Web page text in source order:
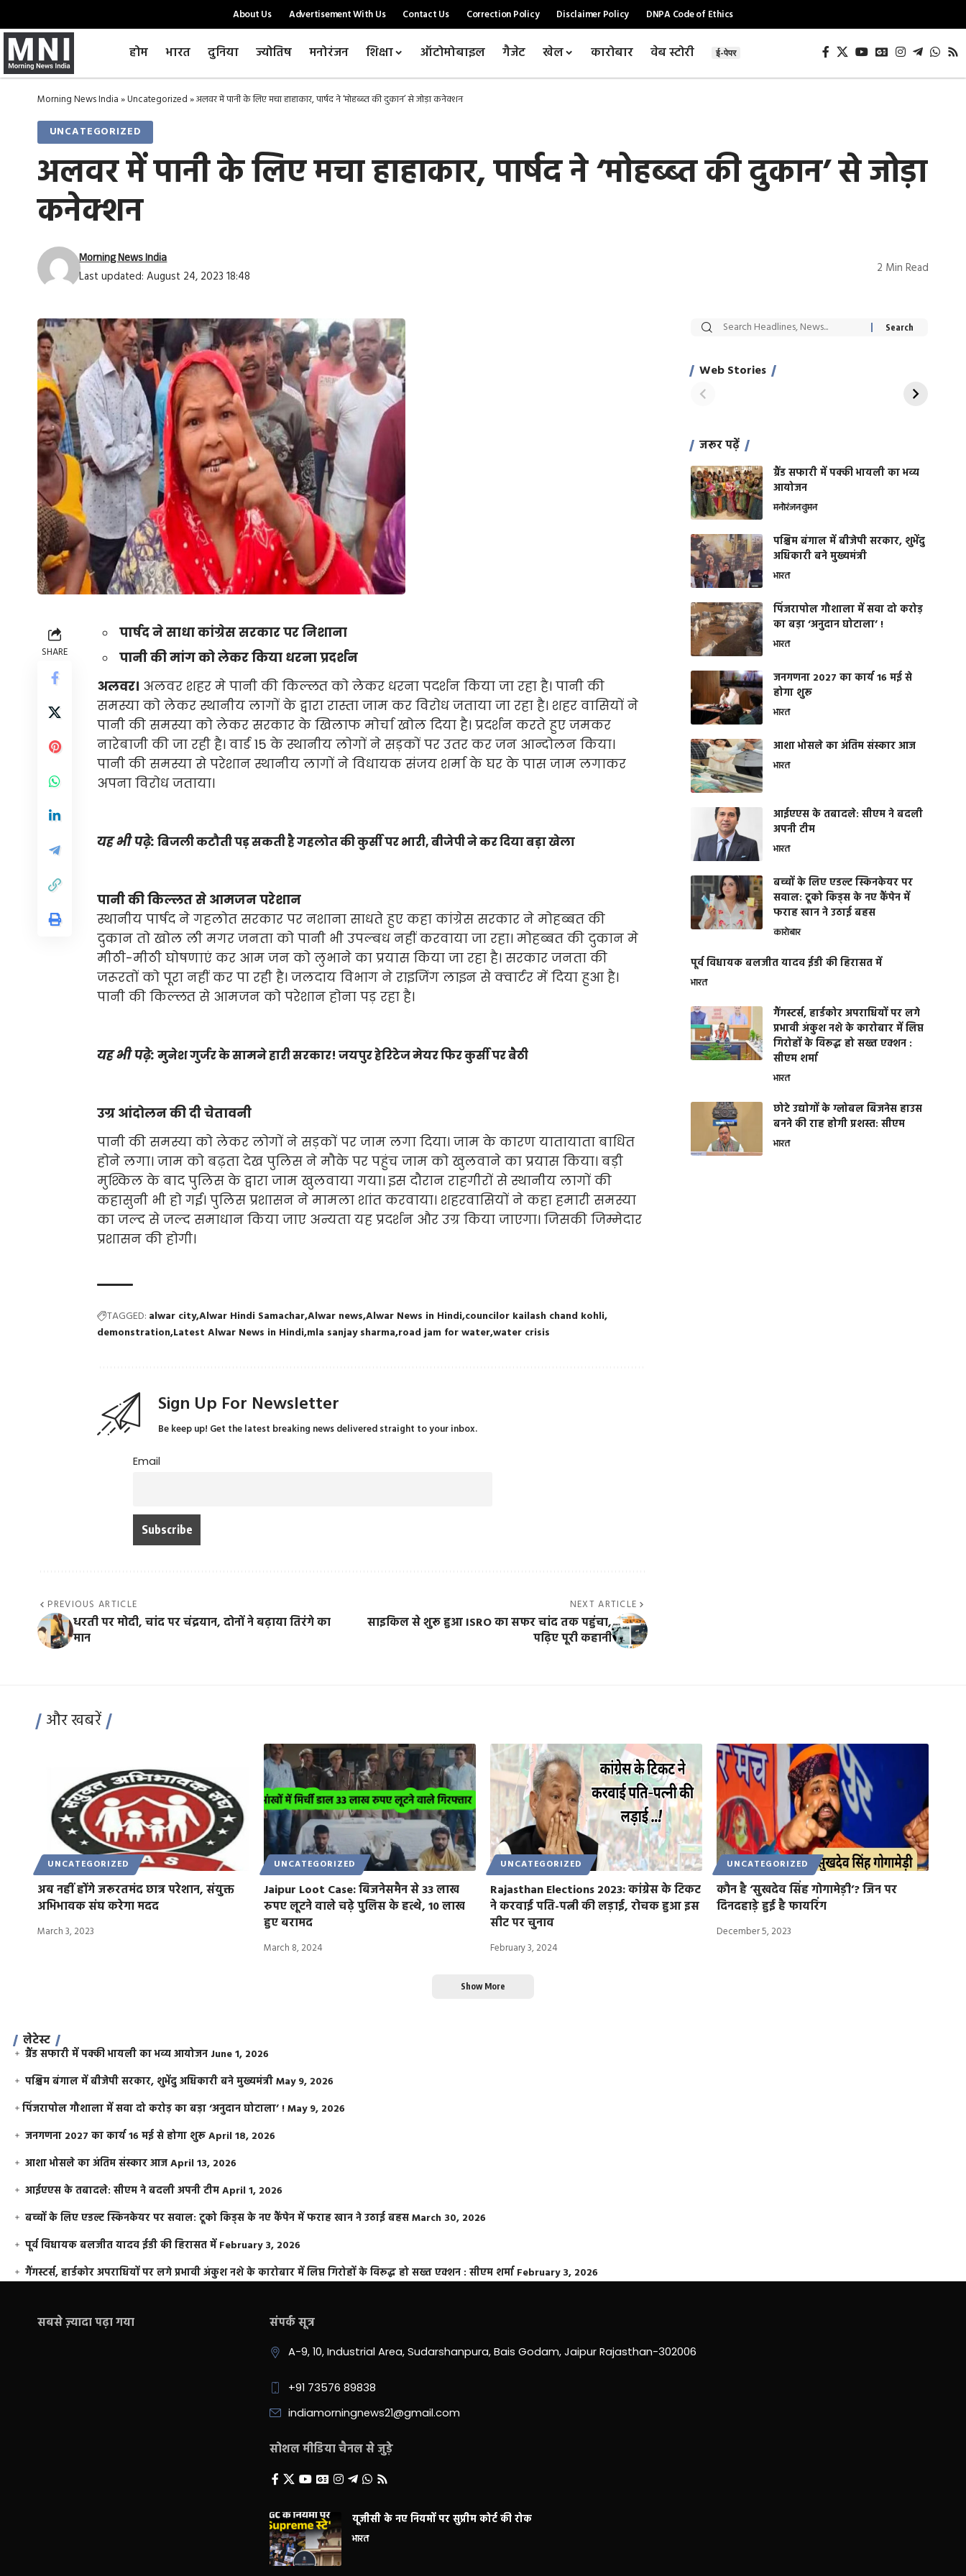
About Us Advertisement With Us Contact Us Correction Policy Disclaimer Policy DNPA Code of Ethics
होम भारत दुनिया ज्योतिष मनोरंजन शिक्षा ऑटोमोबाइल गैजेट खेल कारोबार वेब स्टोरी ई-पेपर
Morning News India»Uncategorized»अलवर में पानी के लिए मचा हाहाकार, पार्षद ने ‘मोहब्ब्त की दुकान’ से जोड़ा कनेक्शन
UNCATEGORIZED
अलवर में पानी के लिए मचा हाहाकार, पार्षद ने ‘मोहब्ब्त की दुकान’ से जोड़ा
कनेक्शन
Last updated: August 24, 2023 18:48
Morning News India 2 Min Read
SHARE
पार्षद ने साधा कांग्रेस सरकार पर निशाना
पानी की मांग को लेकर किया धरना प्रदर्शन
अलवर। अलवर शहर मे पानी की किल्लत को लेकर धरना पदर्शन किया जा रहा है। पानी की
समस्या को लेकर स्थानीय लागों के द्वारा रास्ता जाम कर विरोध जताया जा रहा है। शहर वासियों ने
पानी की समस्या को लेकर सरकार के खिलाफ मोर्चा खोल दिया है। प्रदर्शन करते हुए जमकर
नारेबाजी की जा रही है। वार्ड 15 के स्थानीय लोगों ने सड़कों पर उतर कर जन आन्दोलन किया।
पानी की समस्या से परेशान स्थानीय लागों ने विधायक संजय शर्मा के घर के पास जाम लगाकर
अपना विरोध जताया।
यह भी पढ़े:बिजली कटौती पड़ सकती है गहलोत की कुर्सी पर भारी, बीजेपी ने कर दिया बड़ा खेला
पानी की किल्लत से आमजन परेशान
स्थानीय पार्षद ने गहलोत सरकार पर नशाना साधते हुए कहा कांग्रेस सरकार ने मोहब्बत की
दुकान तो खोल ली मगर जनता को पानी भी उपल्बध नहीं करवाया जा रहा। मोहब्बत की दुकान मे
मीठी-मीठी घोषणाएं कर आम जन को लुभाने का प्रयास किया जा रहा है। सरकार जनता की
जरूरतों को पूरा नहीं कर पा रही है। जलदाय विभाग ने राइजिंग लाइन से क्वार्टर में दिया हुआ है।
पानी की किल्लत से आमजन को परेशान होना पड़ रहा है।
यह भी पढ़े:मुनेश गुर्जर के सामने हारी सरकार! जयपुर हेरिटेज मेयर फिर कुर्सी पर बैठी
उग्र आंदोलन की दी चेतावनी
पानी की समस्या को लेकर लोगों ने सड़कों पर जाम लगा दिया। जाम के कारण यातायाता बाधित
होने लगा। जाम को बढ़ता देख पुलिस ने मौके पर पहुंच जाम को खुलवाने का प्रयास किया। बड़ी
मुश्किल के बाद पुलिस के द्वारा जाम खुलवाया गया। इस दौरान राहगीरों से स्थानीय लागों की
कहासुनी भी हो गई। पुलिस प्रशासन ने मामला शांत करवाया। शहरवासियों ने कहा हमारी समस्या
का जल्द से जल्द समाधान किया जाए अन्यता यह प्रदर्शन और उग्र किया जाएगा। जिसकी जिम्मेदार
प्रशासन की होगी।
TAGGED: alwar cityAlwar Hindi SamacharAlwar newsAlwar News in Hindi councilor kailash chand kohli
demonstration Latest Alwar News in Hindi mla sanjay sharma road jam for waterwater crisis
Sign Up For Newsletter
Be keep up! Get the latest breaking news delivered straight to your inbox.
Email
PREVIOUS ARTICLE
धरती पर मोदी, चांद पर चंद्रयान, दोनों ने बढ़ाया तिरंगे का
मान
NEXT ARTICLE
साइकिल से शुरू हुआ ISRO का सफर चांद तक पहुंचा,
पढ़िए पूरी कहानी
Web Stories
सट्टेबाजी में अरेस्ट हुए
साहिल खान
रोज एक कच्चे लहसुन
जरूर पढ़ें
ग्रैंड सफारी में पक्की भायली का भव्य
आयोजन
मनोरंजनवुमन
पश्चिम बंगाल में बीजेपी सरकार, शुभेंदु
अधिकारी बने मुख्यमंत्री
भारत
​पिंजरापोल गौशाला में सवा दो करोड़
का बड़ा ‘अनुदान घोटाला’ !
भारत
जनगणना 2027 का कार्य 16 मई से
होगा शुरू
भारत
आशा भोसले का अंतिम संस्कार आज
भारत
आईएएस के तबादले: सीएम ने बदली
अपनी टीम
भारत
बच्चों के लिए एडल्ट स्किनकेयर पर
सवाल: टूको किड्स के नए कैंपेन में
फराह खान ने उठाई बहस
कारोबार
पूर्व विधायक बलजीत यादव ईडी की हिरासत में
भारत
गैंगस्टर्स, हार्डकोर अपराधियों पर लगे
प्रभावी अंकुश नशे के कारोबार में लिप्त
गिरोहों के विरूद्ध हो सख्त एक्शन :
सीएम शर्मा
भारत
छोटे उद्योगों के ग्लोबल बिजनेस हाउस
बनने की राह होगी प्रशस्त: सीएम
भारत
और खबरें
UNCATEGORIZED
अब नहीं होंगे जरूरतमंद छात्र परेशान, संयुक्त
अभिभावक संघ करेगा मदद
March 3, 2023
UNCATEGORIZED
Jaipur Loot Case: बिजनेसमैन से 33 लाख
रुपए लूटने वाले चढ़े पुलिस के हत्थे, 10 लाख
हुए बरामद
March 8, 2024
UNCATEGORIZED
Rajasthan Elections 2023: कांग्रेस के टिकट
ने करवाई पति-पत्नी की लड़ाई, रोचक हुआ इस
सीट पर चुनाव
February 3, 2024
UNCATEGORIZED
कौन है ‘सुखदेव सिंह गोगामेड़ी’? जिन पर
दिनदहाड़े हुई है फायरिंग
December 5, 2023
Show More
लेटेस्ट
ग्रैंड सफारी में पक्की भायली का भव्य आयोजन June 1, 2026
पश्चिम बंगाल में बीजेपी सरकार, शुभेंदु अधिकारी बने मुख्यमंत्रीMay 9, 2026
​पिंजरापोल गौशाला में सवा दो करोड़ का बड़ा ‘अनुदान घोटाला’ !May 9, 2026
जनगणना 2027 का कार्य 16 मई से होगा शुरूApril 18, 2026
आशा भोसले का अंतिम संस्कार आजApril 13, 2026
आईएएस के तबादले: सीएम ने बदली अपनी टीमApril 1, 2026
बच्चों के लिए एडल्ट स्किनकेयर पर सवाल: टूको किड्स के नए कैंपेन में फराह खान ने उठाई बहसMarch 30, 2026
पूर्व विधायक बलजीत यादव ईडी की हिरासत में February 3, 2026
गैंगस्टर्स, हार्डकोर अपराधियों पर लगे प्रभावी अंकुश नशे के कारोबार में लिप्त गिरोहों के विरूद्ध हो सख्त एक्शन : सीएम शर्मा February 3, 2026
सबसे ज़्यादा पढ़ा गया संपर्क सूत्र
A-9, 10, Industrial Area, Sudarshanpura, Bais Godam, Jaipur Rajasthan-302006
+91 73576 89838
indiamorningnews21@gmail.com
सोशल मीडिया चैनल से जुड़े
यूजीसी के नए नियमों पर सुप्रीम कोर्ट की रोक
भारत